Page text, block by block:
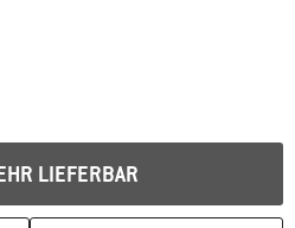
LIEFERBAR